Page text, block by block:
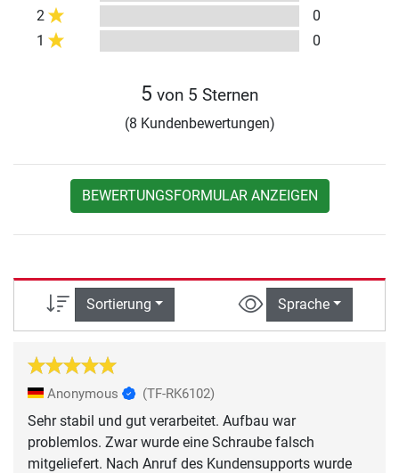
2
0
1
0
5 von 5 Sternen
(8 Kundenbewertungen)
BEWERTUNGSFORMULAR ANZEIGEN
Sortierung Sprache
Anonymous (TF-RK6102)
Sehr stabil und gut verarbeitet. Aufbau war
problemlos. Zwar wurde eine Schraube falsch
mitgeliefert. Nach Anruf des Kundensupports wurde